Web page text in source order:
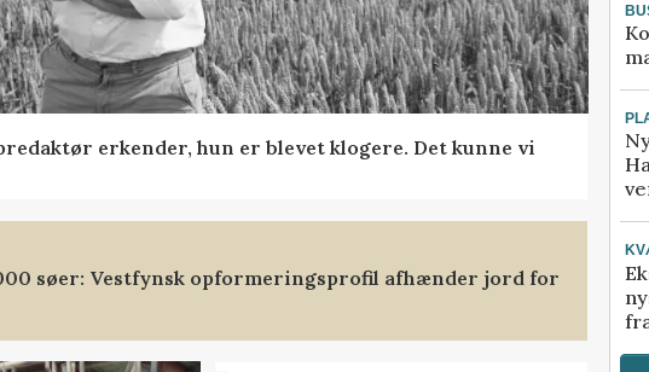
erkender, hun er blevet klogere. Det kunne vi
søer: Vestfynsk opformeringsprofil afhænder jord for